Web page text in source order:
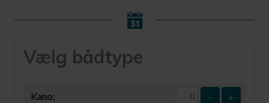
Vælg bådtype
Kano: - +